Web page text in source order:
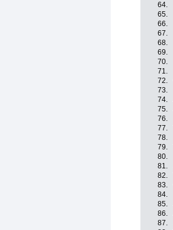
64.
65.
66.
67.
68.
69.
70.
71.
72.
73.
74.
75.
76.
77.
78.
79.
80.
81.
82.
83.
84.
85.
86.
87.